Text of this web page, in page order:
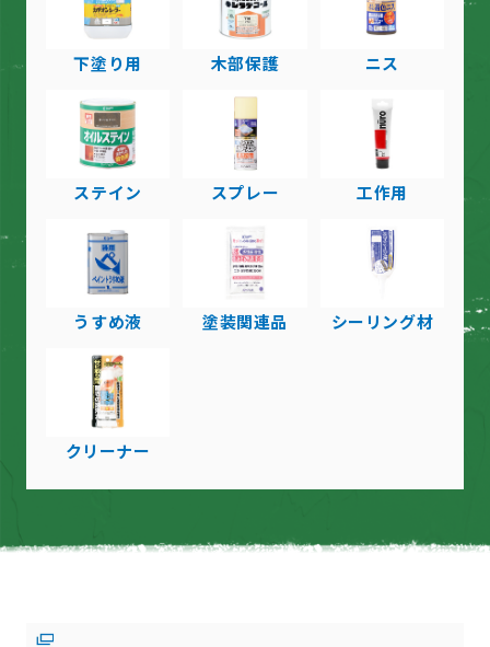
下塗り用 木部保護 ニス
ステイン スプレー 工作用
うすめ液 塗装関連品 シーリング材
クリーナー